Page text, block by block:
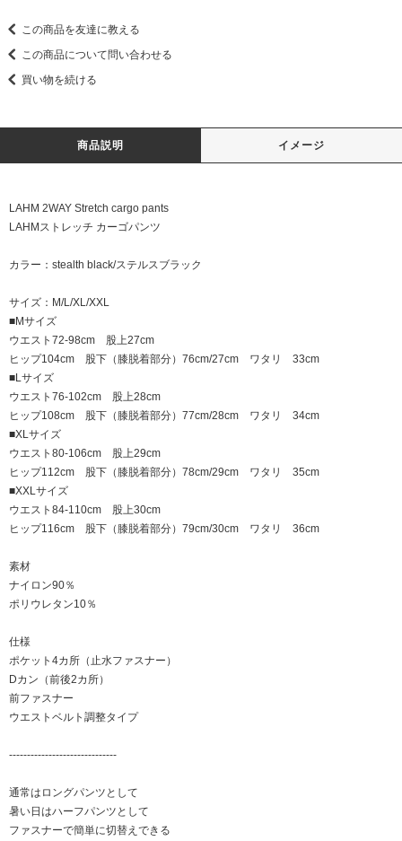
この商品を友達に教える
この商品について問い合わせる
買い物を続ける
商品説明 イメージ
LAHM 2WAY Stretch cargo pants
LAHMストレッチ カーゴパンツ
カラー：stealth black/ステルスブラック
サイズ：M/L/XL/XXL
■Mサイズ
ウエスト72-98cm 股上27cm
ヒップ104cm 股下（膝脱着部分）76cm/27cm ワタリ 33cm
■Lサイズ
ウエスト76-102cm 股上28cm
ヒップ108cm 股下（膝脱着部分）77cm/28cm ワタリ 34cm
■XLサイズ
ウエスト80-106cm 股上29cm
ヒップ112cm 股下（膝脱着部分）78cm/29cm ワタリ 35cm
■XXLサイズ
ウエスト84-110cm 股上30cm
ヒップ116cm 股下（膝脱着部分）79cm/30cm ワタリ 36cm
素材
ナイロン90％
ポリウレタン10％
仕様
ポケット4カ所（止水ファスナー）
Dカン（前後2カ所）
前ファスナー
ウエストベルト調整タイプ
------------------------------
通常はロングパンツとして
暑い日はハーフパンツとして
ファスナーで簡単に切替えできる